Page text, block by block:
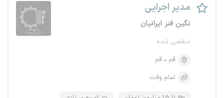
مدیر اجرایی
نگین فنر ایرانیان
منقضی شده
قم
قم
تمام وقت